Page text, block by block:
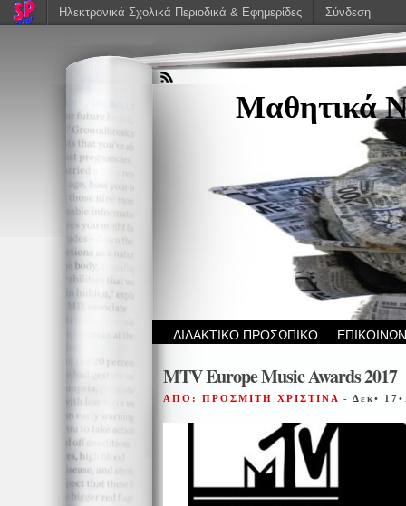
Μαθητικά
ΔΙΔΑΚΤΙΚΟ ΠΡΟΣΩΠΙΚΟ
MTV Europe Music Awards 2017
ΑΠΟ: ΠΡΟΣΜΙΤΗ ΧΡΙΣΤΙΝΑ - Δεκ•
Ηλεκτρονικά Σχολικά Περιοδικά & Εφημερίδες Σύνδεση